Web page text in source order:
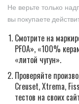
Не верьте только
вы покупаете
Смотрите на
PFOA», «100%
«литой чугун».
Проверяйте
Creuset, Xtrema,
тестов на своих